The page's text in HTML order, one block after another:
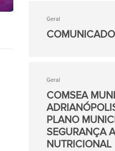
Geral
Geral
COMSEA
PLANO
SEGURANÇA
NUTRICIONAL